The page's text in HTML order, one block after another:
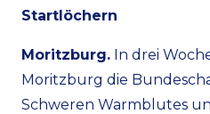
Startlöchern
Moritzburg. In drei
Moritzburg die
Schweren Warmblutes